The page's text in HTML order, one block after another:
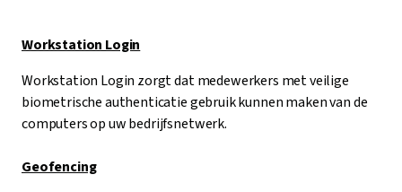
Workstation Login
Workstation Login zorgt dat medewerkers met veilige
biometrische authenticatie gebruik kunnen maken van de
computers op uw bedrijfsnetwerk.
Geofencing